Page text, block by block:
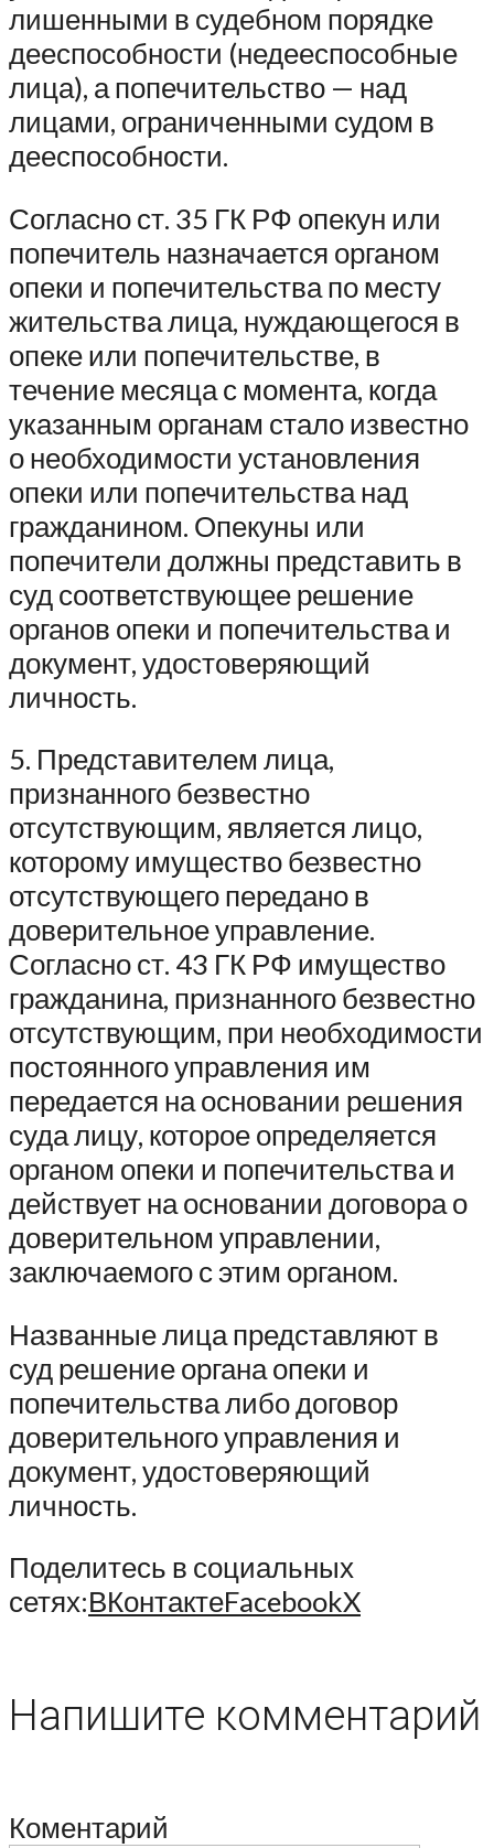
лишенными в судебном порядке
дееспособности (недееспособные
лица), а попечительство — над
лицами, ограниченными судом в
дееспособности.
Согласно ст. 35 ГК РФ опекун или
попечитель назначается органом
опеки и попечительства по месту
жительства лица, нуждающегося в
опеке или попечительстве, в
течение месяца с момента, когда
указанным органам стало известно
о необходимости установления
опеки или попечительства над
гражданином. Опекуны или
попечители должны представить в
суд соответствующее решение
органов опеки и попечительства и
документ, удостоверяющий
личность.
5. Представителем лица,
признанного безвестно
отсутствующим, является лицо,
которому имущество безвестно
отсутствующего передано в
доверительное управление.
Согласно ст. 43 ГК РФ имущество
гражданина, признанного безвестно
отсутствующим, при необходимости
постоянного управления им
передается на основании решения
суда лицу, которое определяется
органом опеки и попечительства и
действует на основании договора о
доверительном управлении,
заключаемого с этим органом.
Названные лица представляют в
суд решение органа опеки и
попечительства либо договор
доверительного управления и
документ, удостоверяющий
личность.
Поделитесь в социальных
сетях:ВКонтактеFacebookX
Напишите комментарий
Коментарий